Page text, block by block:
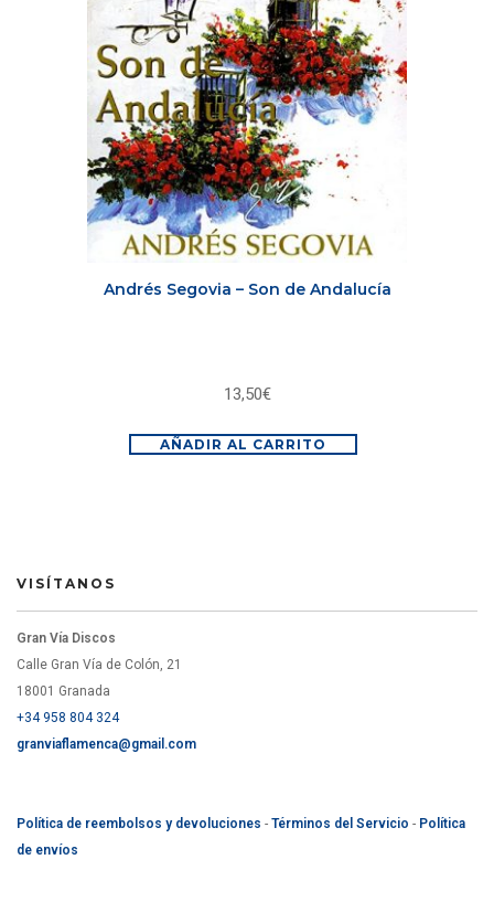
Andrés Segovia – Son de Andalucía
13,50€
AÑADIR AL CARRITO
VISÍTANOS
Gran Vía Discos
Calle Gran Vía de Colón, 21
18001 Granada
+34 958 804 324
granviaflamenca@gmail.com
Política de reembolsos y devoluciones - Términos del Servicio - Política
de envíos